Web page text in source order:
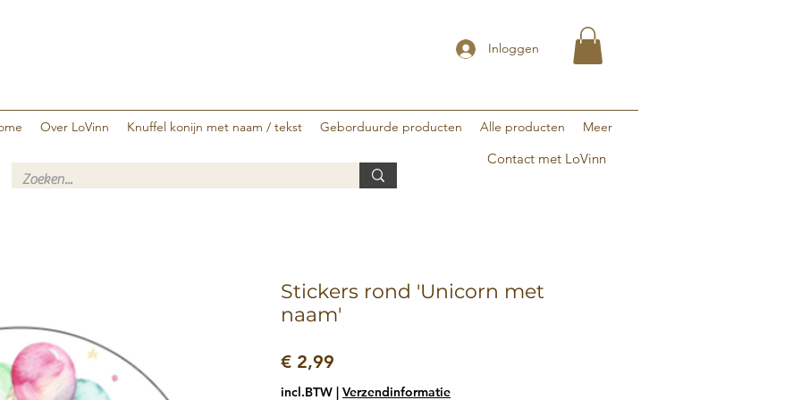
Inloggen
Over LoVinn Knuffel konijn met naam / tekst Geborduurde producten Alle producten Meer
Contact met LoVinn
Stickers rond 'Unicorn met
naam'
€ 2,99
incl.BTW | Verzendinformatie